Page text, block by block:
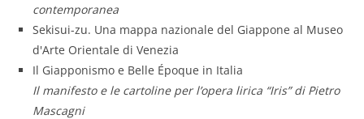
contemporanea
Sekisui-zu. Una mappa nazionale del Giappone al Museo
d'Arte Orientale di Venezia
Il Giapponismo e Belle Époque in Italia
Il manifesto e le cartoline per l’opera lirica “Iris” di Pietro
Mascagni